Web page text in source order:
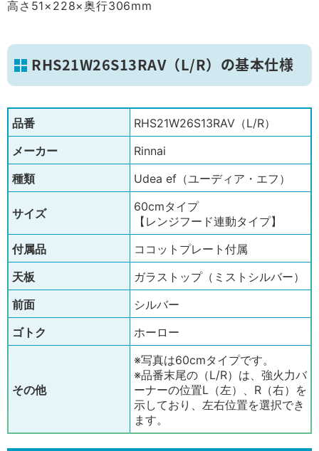
高さ51×228×奥行306mm
RHS21W26S13RAV（L/R）の基本仕様
品番
RHS21W26S13RAV（L/R）
メーカー
Rinnai
種類
Udea ef（ユーディア・エフ）
サイズ
60cmタイプ
【レンジフード連動タイプ】
付属品
ココットプレート付属
天板
ガラストップ（ミストシルバー）
前面
シルバー
ゴトク
ホーロー
その他
※写真は60cmタイプです。
※品番末尾の（L/R）は、強火力バ
ーナーの位置L（左）、R（右）を
示しており、左右位置を選択でき
ます。